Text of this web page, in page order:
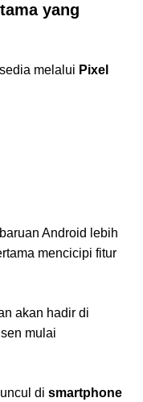
yang
melalui Pixel
Android lebih
mencicipi fitur
akan hadir di
mulai
di smartphone